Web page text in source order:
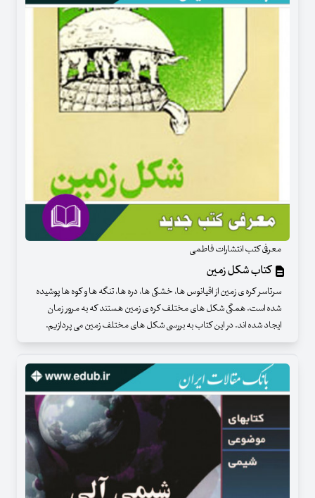
معرفی کتب انتشارات فاطمی
کتاب شکل زمین
سرتاسر کره ی زمین از اقیانوس ها، خشکی ها، دره ها، تنگه ها و کوه ها پوشیده
شده است. همگی شکل های مختلف کره ی زمین هستند که به مرور زمان
ایجاد شده اند. در این کتاب به بررسی شکل های مختلف زمین می پردازیم.